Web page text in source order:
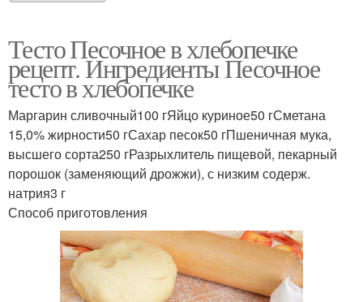
Тесто Песочное в хлебопечке
рецепт. Ингредиенты Песочное
тесто в хлебопечке
Маргарин сливочный100 гЯйцо куриное50 гСметана
15,0% жирности50 гСахар песок50 гПшеничная мука,
высшего сорта250 гРазрыхлитель пищевой, пекарный
порошок (заменяющий дрожжи), с низким содерж.
натрия3 г
Способ приготовления